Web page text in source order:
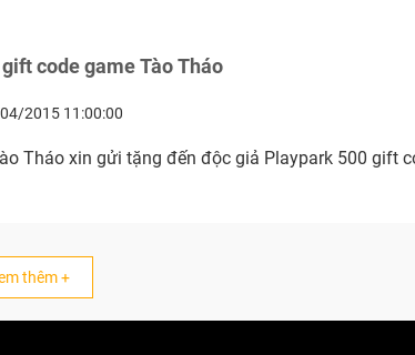
code game Tào Tháo
2015 11:00:00
Tháo xin gửi tặng đến độc giả Playpark 500 gift
thêm +